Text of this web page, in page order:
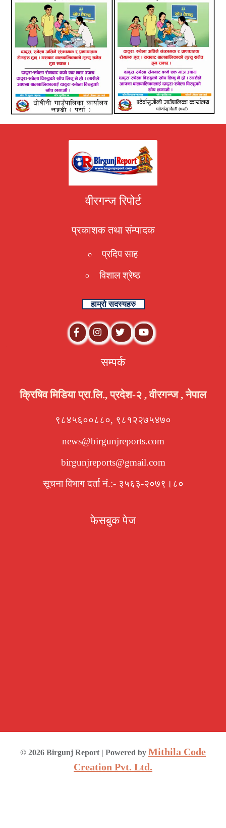
वीरगन्ज रिपोर्ट
प्रकाशक तथा संम्पादक
प्रदिप साह
विशाल श्रेष्ठ
हाम्रो सदस्यहरु
सम्पर्क
क्रिषिव मिडिया प्रा.लि., प्रदेश-२ , वीरगन्ज , नेपाल
९८४५६००८८०, ९८१२२७५४७०
news@birgunjreports.com
birgunjreports@gmail.com
सूचना विभाग दर्ता नं.:- ३५६३-२०७९।८०
फेसबुक पेज
© 2026 Birgunj Report | Powered by Mithila Code
Creation Pvt. Ltd.